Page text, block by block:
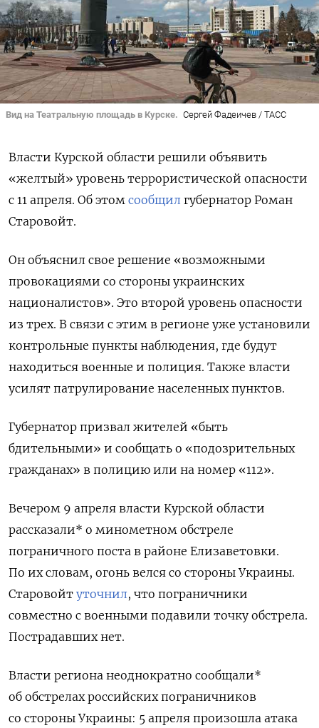
Вид на Театральную площадь в Курске. Сергей Фадеичев / ТАСС
Власти Курской области решили объявить
«желтый» уровень террористической опасности
с 11 апреля. Об этом сообщил губернатор Роман
Старовойт.
Он объяснил свое решение «возможными
провокациями со стороны украинских
националистов». Это второй уровень опасности
из трех. В связи с этим в регионе уже установили
контрольные пункты наблюдения, где будут
находиться военные и полиция. Также власти
усилят патрулирование населенных пунктов.
Губернатор призвал жителей «быть
бдительными» и сообщать о «подозрительных
гражданах» в полицию или на номер «112».
Вечером 9 апреля власти Курской области
рассказали* о минометном обстреле
пограничного поста в районе Елизаветовки.
По их словам, огонь велся со стороны Украины.
Старовойт уточнил, что пограничники
совместно с военными подавили точку обстрела.
Пострадавших нет.
Власти региона неоднократно сообщали*
об обстрелах российских пограничников
со стороны Украины: 5 апреля произошла атака